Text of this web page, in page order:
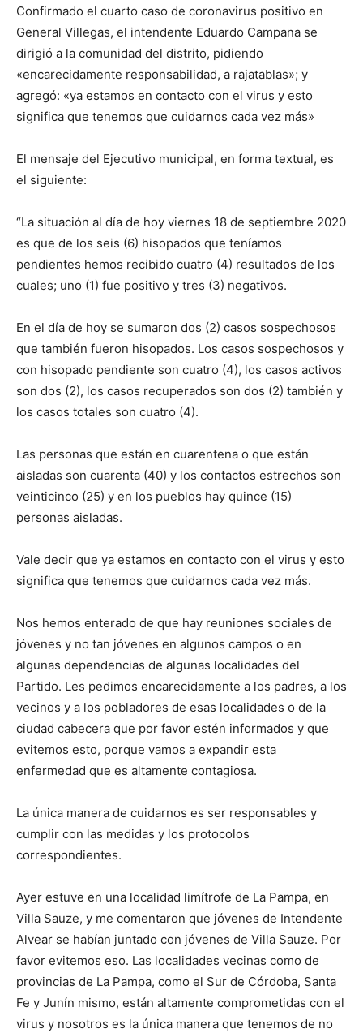
Confirmado el cuarto caso de coronavirus positivo en
General Villegas, el intendente Eduardo Campana se
dirigió a la comunidad del distrito, pidiendo
«encarecidamente responsabilidad, a rajatablas»; y
agregó: «ya estamos en contacto con el virus y esto
significa que tenemos que cuidarnos cada vez más»
El mensaje del Ejecutivo municipal, en forma textual, es
el siguiente:
“La situación al día de hoy viernes 18 de septiembre 2020
es que de los seis (6) hisopados que teníamos
pendientes hemos recibido cuatro (4) resultados de los
cuales; uno (1) fue positivo y tres (3) negativos.
En el día de hoy se sumaron dos (2) casos sospechosos
que también fueron hisopados. Los casos sospechosos y
con hisopado pendiente son cuatro (4), los casos activos
son dos (2), los casos recuperados son dos (2) también y
los casos totales son cuatro (4).
Las personas que están en cuarentena o que están
aisladas son cuarenta (40) y los contactos estrechos son
veinticinco (25) y en los pueblos hay quince (15)
personas aisladas.
Vale decir que ya estamos en contacto con el virus y esto
significa que tenemos que cuidarnos cada vez más.
Nos hemos enterado de que hay reuniones sociales de
jóvenes y no tan jóvenes en algunos campos o en
algunas dependencias de algunas localidades del
Partido. Les pedimos encarecidamente a los padres, a los
vecinos y a los pobladores de esas localidades o de la
ciudad cabecera que por favor estén informados y que
evitemos esto, porque vamos a expandir esta
enfermedad que es altamente contagiosa.
La única manera de cuidarnos es ser responsables y
cumplir con las medidas y los protocolos
correspondientes.
Ayer estuve en una localidad limítrofe de La Pampa, en
Villa Sauze, y me comentaron que jóvenes de Intendente
Alvear se habían juntado con jóvenes de Villa Sauze. Por
favor evitemos eso. Las localidades vecinas como de
provincias de La Pampa, como el Sur de Córdoba, Santa
Fe y Junín mismo, están altamente comprometidas con el
virus y nosotros es la única manera que tenemos de no